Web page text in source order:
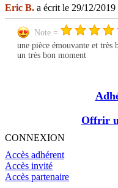
Eric B. a écrit le 29/12/2019
Note =
une pièce émouvante et très
un très bon moment
Offrir
CONNEXION
Accès adhérent
Accès invité
Accès partenaire